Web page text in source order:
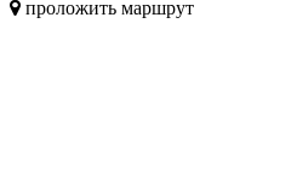
проложить маршрут